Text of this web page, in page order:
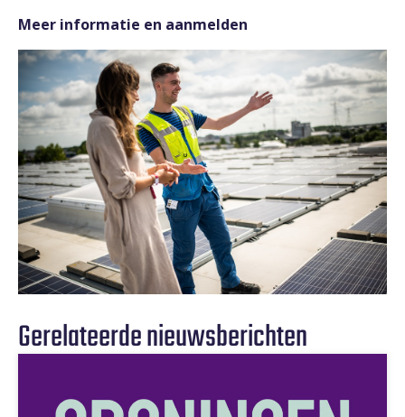
Meer informatie en aanmelden
Gerelateerde nieuwsberichten